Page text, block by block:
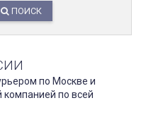
ПОИСК
по Москве и
компанией по всей